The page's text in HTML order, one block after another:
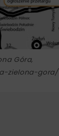
Góra,
zielona-gora/